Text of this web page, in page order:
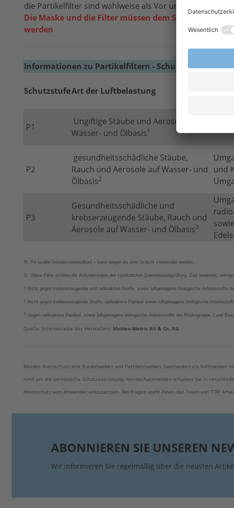
die Partikelfilter sind wahlweise als Vor­ und/oder
Die Maske und die Filter müssen dem
werden
Informationen zu Partikelfiltern - Schutzstufen
SchutzstufeArt der Luftbelastung
P1
Ungiftige Stäube und Aerosole auf
Wasser- und Ölbasis1
P2
gesundheitsschädliche Stäube,
Rauch und Aerosole auf Wasser- und
Ölbasis2
und
P3
Gesundheitsschädliche und
krebserzeugende Stäube, Rauch und
Aerosole auf Wasser- und Ölbasis3
R: Re-usable [wiederverwendbar] – kann länger als eine Schicht verwendet werden.
D: Diese Filter erfüllen die Anforderungen der zusätzlichen Dolomitstaubprüfung. Das bedeutet,
1 Nicht gegen krebserzeugende und radioaktive Stoffe, sowie luftgetragene biologische Arbeitsstoffe
2 Nicht gegen krebserzeugende Stoffe, radioaktive Partikel sowie luftgetragene biologische
3 Gegen radioaktive Partikel, sowie luftgetragene biologische Arbeitsstoffe der Risikogruppe 3 und
Quelle: Internetseite des Herstellers: Moldex-Metric AG & Co. KG
Moldex Atemschutz, wie Staubmasken und Partikelmasken, Gasmasken als Vollmasken
rund um die persönliche Schutzausrüstung. Atemschutzmasken erhalten Sie in
Atemschutz vom Anwender einzusetzten. Bei Fragen steht Ihnen das Team von TOP
ABONNIEREN SIE UNSEREN
Wir informieren Sie regelmäßig über die neusten